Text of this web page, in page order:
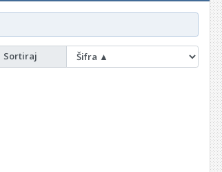
Sortiraj